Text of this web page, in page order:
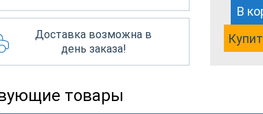
Доставка возможна в
день заказа!
В
товары